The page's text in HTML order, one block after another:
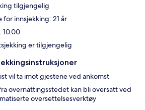
tilgjengelig
for innsjekking: 21 år
10.00
er tilgjengelig
vil ta imot gjestene ved ankomst
overnattingsstedet kan bli oversatt ved
oversettelsesverktøy